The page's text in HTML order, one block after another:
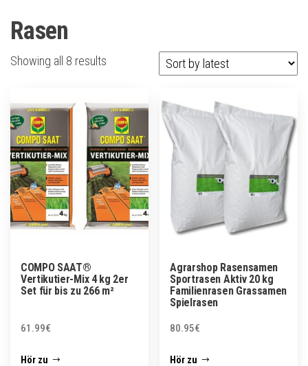
Rasen
Showing all 8 results
COMPO SAAT®
Vertikutier-Mix 4 kg 2er
Set für bis zu 266 m²
61.99€
Hör zu
Agrarshop Rasensamen
Sportrasen Aktiv 20 kg
Familienrasen Grassamen
Spielrasen
80.95€
Hör zu